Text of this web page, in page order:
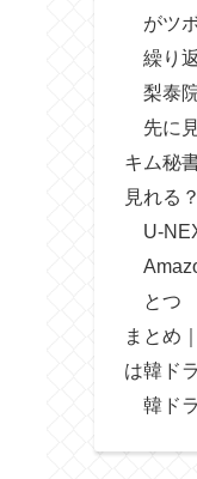
がツ
繰り
梨泰
先に
キム秘
見れる？
U-
とつ
まとめ
は韓ド
韓ド